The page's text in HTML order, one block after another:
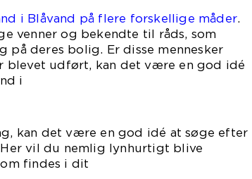
i Blåvand på flere forskellige måder.
venner og bekendte til råds, som
på deres bolig. Er disse mennesker
blevet udført, kan det være en god idé
i
kan det være en god idé at søge efter
vil du nemlig lynhurtigt blive
findes i dit